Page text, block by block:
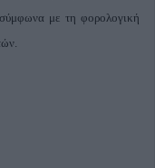
με τη φορολογική